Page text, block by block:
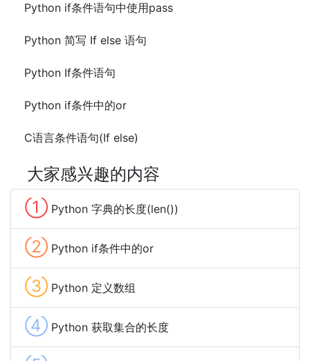
Python if条件语句中使用pass
Python 简写 If else 语句
Python If条件语句
Python if条件中的or
C语言条件语句(If else)
大家感兴趣的内容
① Python 字典的长度(len())
② Python if条件中的or
③ Python 定义数组
④ Python 获取集合的长度